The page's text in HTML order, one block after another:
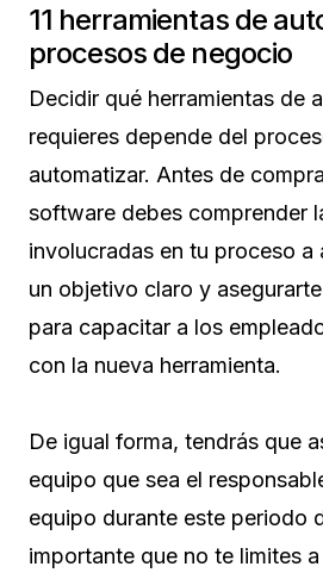
11 herramientas de
procesos de negocio
Decidir qué herramientas de
requieres depende del
automatizar. Antes de
software debes comprender
involucradas en tu proceso a
un objetivo claro y
para capacitar a los
con la nueva herramienta.
De igual forma, tendrás que
equipo que sea el
equipo durante este periodo
importante que no te limites